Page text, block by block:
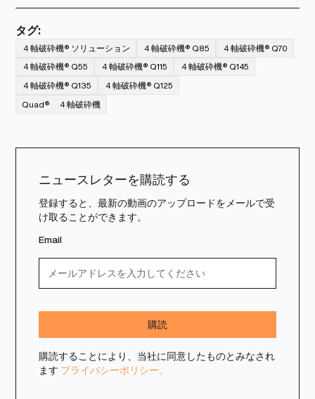
タグ:
４軸破砕機® ソリューション ４軸破砕機® Q85 ４軸破砕機® Q70
４軸破砕機® Q55 ４軸破砕機® Q115 ４軸破砕機® Q145
４軸破砕機® Q135 ４軸破砕機® Q125
Quad® ４軸破砕機
ニュースレターを購読する
登録すると、最新の動画のアップロードをメールで受
け取ることができます。
Email
購読することにより、当社に同意したものとみなされ
ます プライバシーポリシー。